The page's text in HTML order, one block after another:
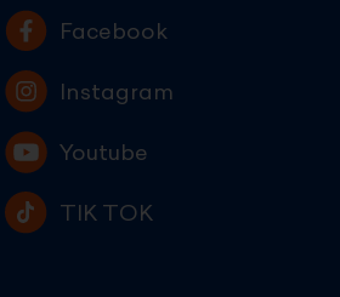
Facebook
Instagram
Youtube
TIK TOK